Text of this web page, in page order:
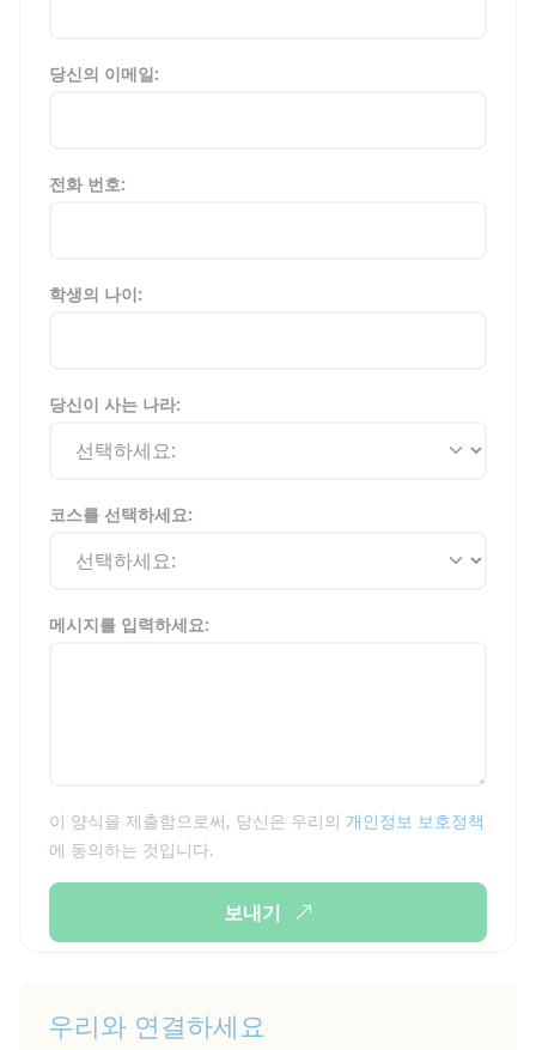
당신의 이메일:
전화 번호:
학생의 나이:
당신이 사는 나라:
코스를 선택하세요:
메시지를 입력하세요:
이 양식을 제출함으로써, 당신은 우리의 개인정보 보호정책
에 동의하는 것입니다.
보내기
우리와 연결하세요